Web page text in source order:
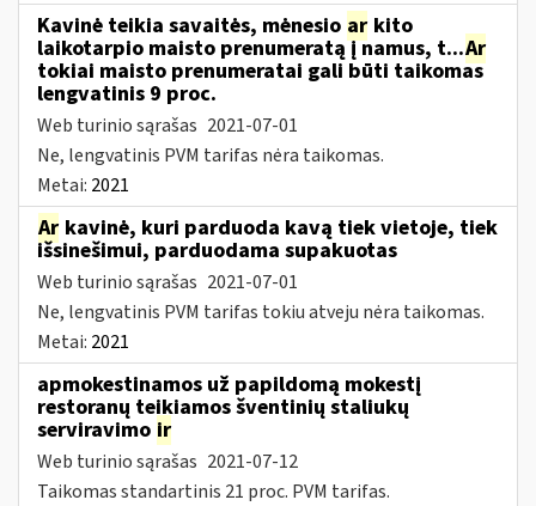
Kavinė teikia savaitės, mėnesio ar kito
laikotarpio maisto prenumeratą į namus, t...Ar
tokiai maisto prenumeratai gali būti taikomas
lengvatinis 9 proc.
Web turinio sąrašas 2021-07-01
Ne, lengvatinis PVM tarifas nėra taikomas.
Metai: 2021
Ar kavinė, kuri parduoda kavą tiek vietoje, tiek
išsinešimui, parduodama supakuotas
Web turinio sąrašas 2021-07-01
Ne, lengvatinis PVM tarifas tokiu atveju nėra taikomas.
Metai: 2021
apmokestinamos už papildomą mokestį
restoranų teikiamos šventinių staliukų
serviravimo ir
Web turinio sąrašas 2021-07-12
Taikomas standartinis 21 proc. PVM tarifas.